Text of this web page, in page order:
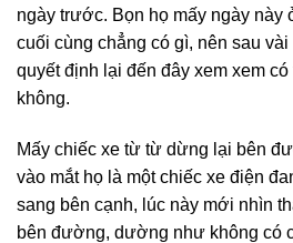
ngày trước. Bọn họ mấy ngày
cuối cùng chẳng có gì, nên sau
quyết định lại đến đây xem xem
không.
Mấy chiếc xe từ từ dừng lại bên
vào mắt họ là một chiếc xe điện
sang bên cạnh, lúc này mới nhìn
bên đường, dường như không có